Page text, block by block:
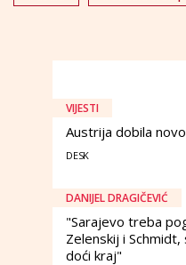
VIJESTI
Austrija dobila
DESK
DANIJEL DRAGIČEVIĆ
"Sarajevo treba
Zelenskij i
doći kraj"